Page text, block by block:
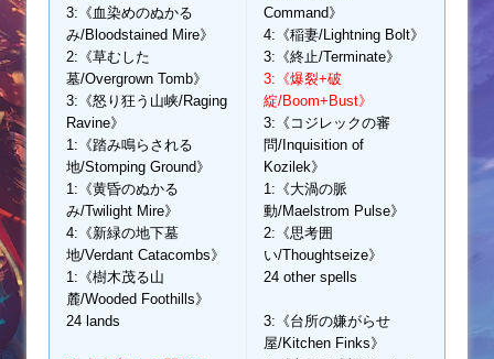
3:《血染めのぬかる
み/Bloodstained Mire》
2:《草むした
墓/Overgrown Tomb》
3:《怒り狂う山峡/Raging
Ravine》
1:《踏み鳴らされる
地/Stomping Ground》
1:《黄昏のぬかる
み/Twilight Mire》
4:《新緑の地下墓
地/Verdant Catacombs》
1:《樹木茂る山
麓/Wooded Foothills》
24 lands
Command》
4:《稲妻/Lightning Bolt》
3:《終止/Terminate》
3:《爆裂+破
綻/Boom+Bust》
3:《コジレックの審
問/Inquisition of
Kozilek》
1:《大渦の脈
動/Maelstrom Pulse》
2:《思考囲
い/Thoughtseize》
24 other spells
3:《台所の嫌がらせ
屋/Kitchen Finks》